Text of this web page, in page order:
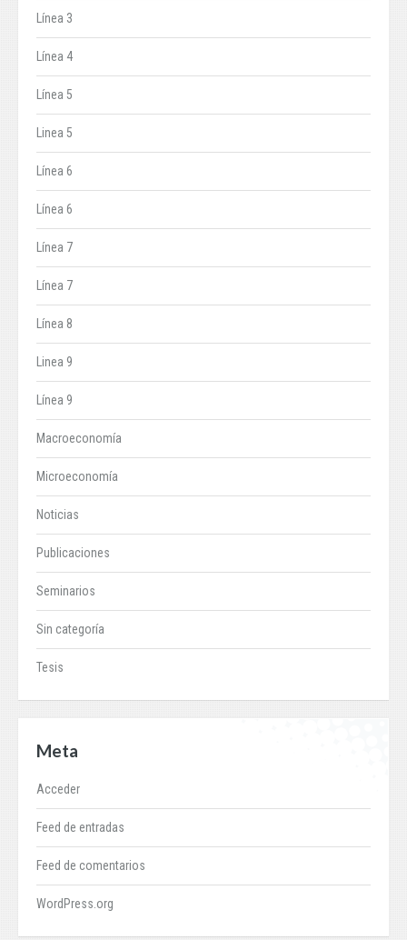
Línea 3
Línea 4
Línea 5
Linea 5
Línea 6
Línea 6
Línea 7
Línea 7
Línea 8
Linea 9
Línea 9
Macroeconomía
Microeconomía
Noticias
Publicaciones
Seminarios
Sin categoría
Tesis
Meta
Acceder
Feed de entradas
Feed de comentarios
WordPress.org